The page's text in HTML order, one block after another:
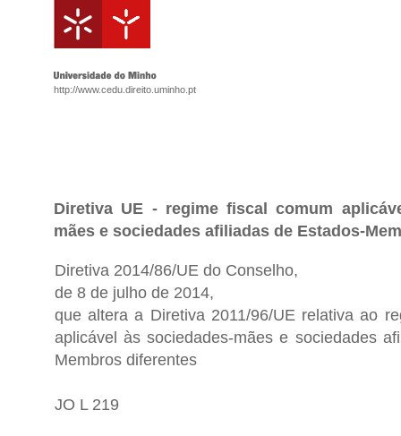
http://www.cedu.direito.uminho.pt
Diretiva UE - regime fiscal comum
mães e sociedades afiliadas de Estados-
Diretiva 2014/86/UE do Conselho,
de 8 de julho de 2014,
que altera a Diretiva 2011/96/UE relativa ao
aplicável às sociedades-mães e sociedades
Membros diferentes
JO L 219